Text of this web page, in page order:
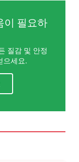
이 필요하
질감 및 안정
으세요.